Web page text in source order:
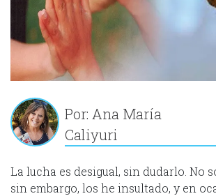
Por: Ana María
Caliyuri
La lucha es desigual, sin dudarlo. No
sin embargo, los he insultado, y en